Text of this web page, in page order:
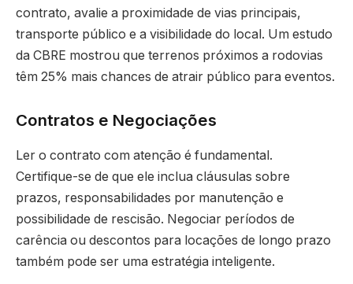
contrato, avalie a proximidade de vias principais,
transporte público e a visibilidade do local. Um estudo
da CBRE mostrou que terrenos próximos a rodovias
têm 25% mais chances de atrair público para eventos.
Contratos e Negociações
Ler o contrato com atenção é fundamental.
Certifique-se de que ele inclua cláusulas sobre
prazos, responsabilidades por manutenção e
possibilidade de rescisão. Negociar períodos de
carência ou descontos para locações de longo prazo
também pode ser uma estratégia inteligente.